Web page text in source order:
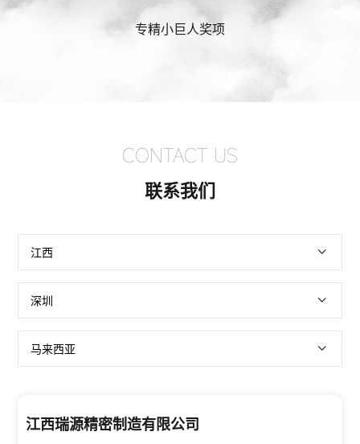
专精小巨人奖项
CONTACT US
联系我们
江西
深圳
马来西亚
江西瑞源精密制造有限公司